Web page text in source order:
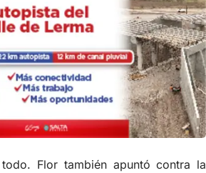
Flor también apuntó contra la